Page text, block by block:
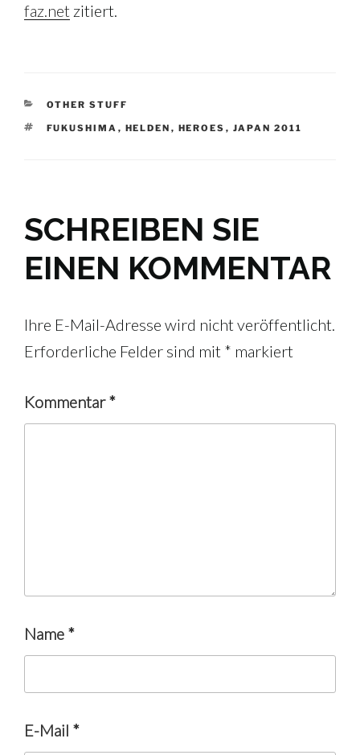
faz.net zitiert.
KATEGORIEN
OTHER STUFF
SCHLAGWÖRTER
FUKUSHIMA , HELDEN , HEROES , JAPAN 2011
SCHREIBEN SIE
EINEN KOMMENTAR
Ihre E-Mail-Adresse wird nicht veröffentlicht.
Erforderliche Felder sind mit * markiert
Kommentar*
Name *
E-Mail *